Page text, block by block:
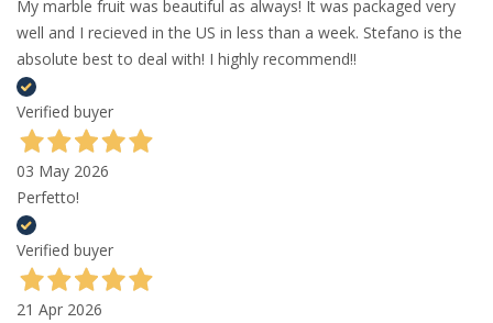
My marble fruit was beautiful as always! It was packaged very
well and I recieved in the US in less than a week. Stefano is the
absolute best to deal with! I highly recommend!!
Verified buyer
03 May 2026
Perfetto!
Verified buyer
21 Apr 2026